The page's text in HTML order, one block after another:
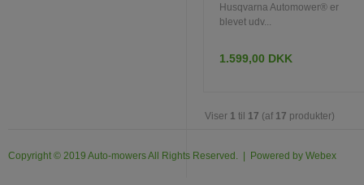
Husqvarna Automower® er
blevet udv...
1.599,00 DKK
Viser 1 til 17 (af 17 produkter)
Copyright © 2019 Auto-mowers All Rights Reserved. | Powered by Webex